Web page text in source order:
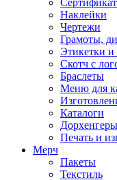
Наклейки
Чертежи
Грамоты,
Этикетки и
Скотч с
Браслеты
Меню для
Каталоги
Дорхенгеры
Печать и
Мерч
Пакеты
Текстиль